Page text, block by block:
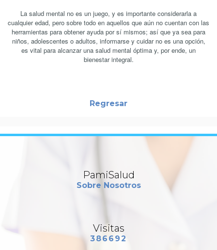
La salud mental no es un juego, y es importante considerarla a
cualquier edad, pero sobre todo en aquellos que aún no cuentan con las
herramientas para obtener ayuda por sí mismos; así que ya sea para
niños, adolescentes o adultos, informarse y cuidar no es una opción,
es vital para alcanzar una salud mental óptima y, por ende, un
bienestar integral.
Regresar
PamiSalud
Sobre Nosotros
Visitas
386692